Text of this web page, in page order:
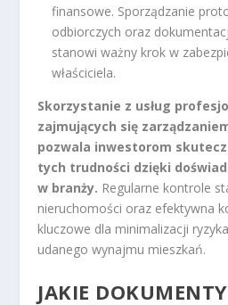
finansowe. Sporządzanie
odbiorczych oraz
stanowi ważny krok w
właściciela.
Skorzystanie z usług
zajmujących się
pozwala inwestorom
tych trudności dzięki
w branży. Regularne kontrole
nieruchomości oraz efektywna
kluczowe dla minimalizacji
udanego wynajmu mieszkań.
JAKIE